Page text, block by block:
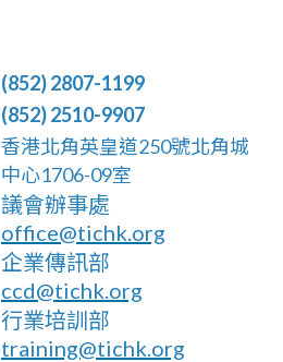
(852) 2807-1199
(852) 2510-9907
香港北角英皇道250號北角城
中心1706-09室
議會辦事處
office@tichk.org
企業傳訊部
ccd@tichk.org
行業培訓部
training@tichk.org